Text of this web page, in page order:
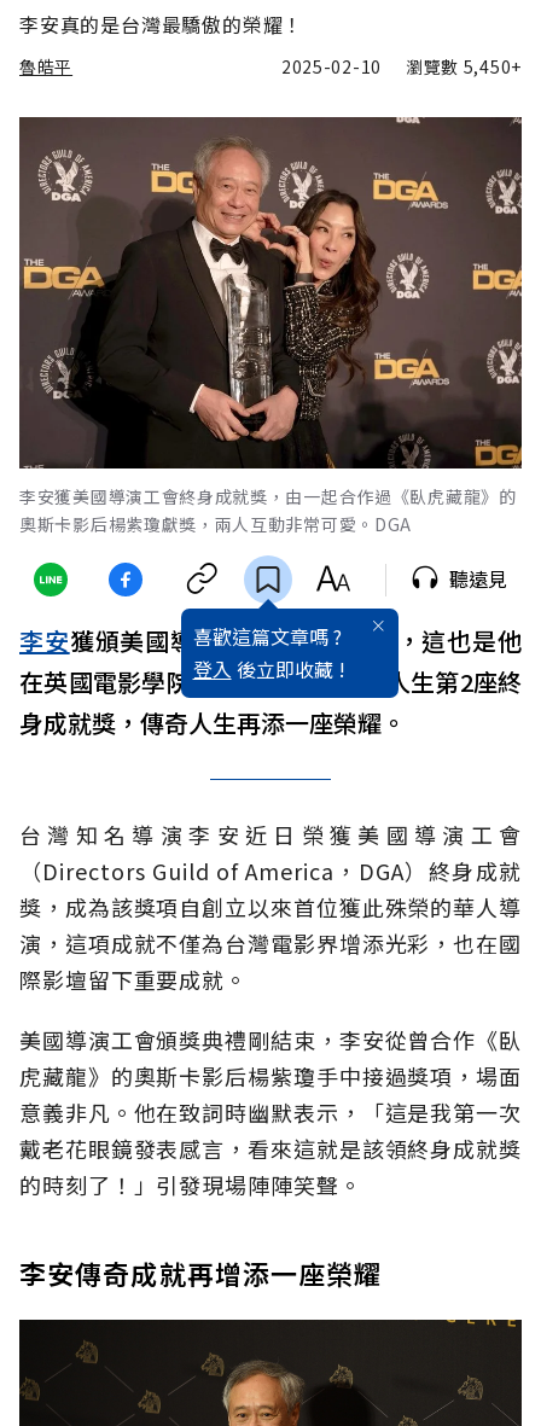
李安真的是台灣最驕傲的榮耀！
魯皓平 2025-02-10 瀏覽數 5,450+
李安獲美國導演工會終身成就獎，由一起合作過《臥虎藏龍》的
奧斯卡影后楊紫瓊獻獎，兩人互動非常可愛。DGA
喜歡這篇文章嗎 ?
登入 後立即收藏 !
聽遠見
李安獲頒美國導演工會終身成就獎，這也是他
在英國電影學院獎終身成就獎後，人生第2座終
身成就獎，傳奇人生再添一座榮耀。
台灣知名導演李安近日榮獲美國導演工會
（Directors Guild of America，DGA）終身成就
獎，成為該獎項自創立以來首位獲此殊榮的華人導
演，這項成就不僅為台灣電影界增添光彩，也在國
際影壇留下重要成就。
美國導演工會頒獎典禮剛結束，李安從曾合作《臥
虎藏龍》的奧斯卡影后楊紫瓊手中接過獎項，場面
意義非凡。他在致詞時幽默表示，「這是我第一次
戴老花眼鏡發表感言，看來這就是該領終身成就獎
的時刻了！」引發現場陣陣笑聲。
李安傳奇成就再增添一座榮耀